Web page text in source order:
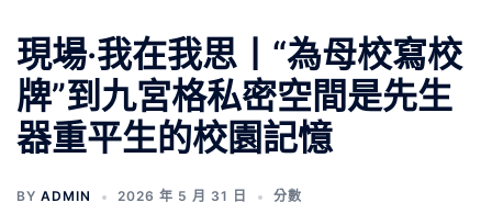
現場·我在我思丨“為母校寫校
牌”到九宮格私密空間是先生
器重平生的校園記憶
BY ADMIN 2026 年 5 月 31 日 分數